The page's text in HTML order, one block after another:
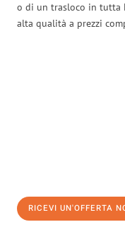
o di un trasloco in tutta
alta qualità a prezzi
RICEVI UN'OFFERTA